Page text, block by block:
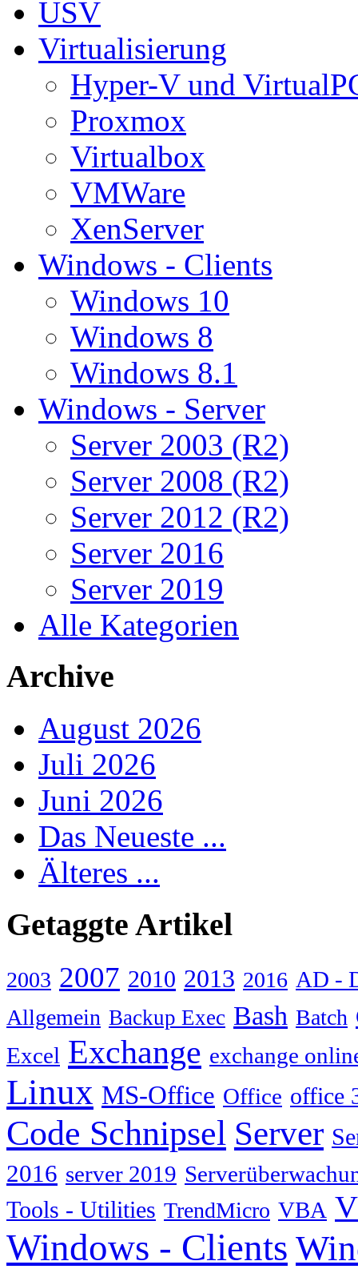
USV
Virtualisierung
Hyper-V und
Proxmox
Virtualbox
VMWare
XenServer
Windows - Clients
Windows 10
Windows 8
Windows 8.1
Windows - Server
Server 2003 (R2)
Server 2008 (R2)
Server 2012 (R2)
Server 2016
Server 2019
Alle Kategorien
Archive
August 2026
Juli 2026
Juni 2026
Das Neueste ...
Älteres ...
Getaggte Artikel
2003 2007 2010 2013 2016 AD -
Allgemein Backup Exec Bash Batch
Excel Exchange exchange
Linux MS-Office Office office
Code Schnipsel Server
2016 server 2019
Tools - Utilities TrendMicro VBA
Windows - Clients